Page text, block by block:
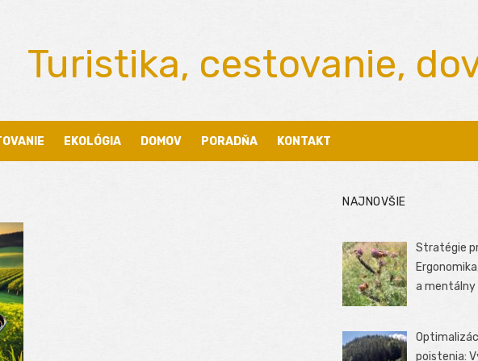
Turistika, cestovanie,
EKOLÓGIA DOMOV PORADŇA KONTAKT
NAJNOVŠIE
Stratégie
a
poistenia: